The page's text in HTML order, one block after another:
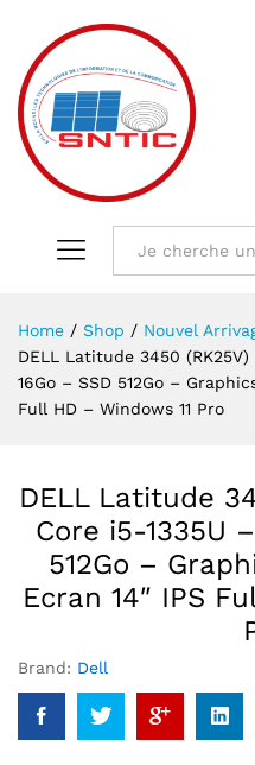
Home / Shop / Nouvel
DELL Latitude 3450
16Go – SSD 512Go –
Full HD – Windows 11 Pro
DELL Latitude
Core i5-1335U
512Go –
Ecran 14″ IPS
Brand: Dell